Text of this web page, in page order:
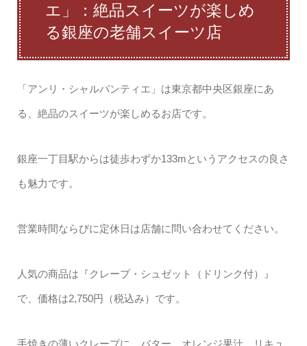
エ」：絶品スイーツが楽しめ
る銀座の老舗スイーツ店
「アンリ・シャルパンティエ」は東京都中央区銀座にあ
る、絶品のスイーツが楽しめるお店です。
銀座一丁目駅からは徒歩わずか133mというアクセスの良さ
も魅力です。
営業時間ならびに定休日は店舗に問い合わせてください。
人気の商品は『クレープ・シュゼット（ドリンク付）』
で、価格は2,750円（税込み）です。
手焼きの薄いクレープに、バター、オレンジ果汁、リキュ